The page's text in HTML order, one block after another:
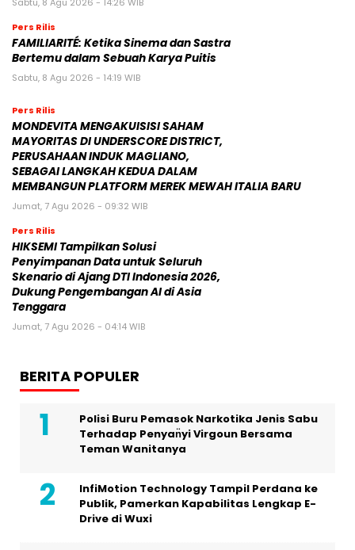
Pers Rilis
FAMILIARITÉ: Ketika Sinema dan Sastra
Bertemu dalam Sebuah Karya Puitis
Sabtu, 8 Agu 2026 - 14:19 WIB
Pers Rilis
MONDEVITA MENGAKUISISI SAHAM
MAYORITAS DI UNDERSCORE DISTRICT,
PERUSAHAAN INDUK MAGLIANO,
SEBAGAI LANGKAH KEDUA DALAM
MEMBANGUN PLATFORM MEREK MEWAH ITALIA BARU
Jumat, 7 Agu 2026 - 09:32 WIB
Pers Rilis
HIKSEMI Tampilkan Solusi
Penyimpanan Data untuk Seluruh
Skenario di Ajang DTI Indonesia 2026,
Dukung Pengembangan AI di Asia
Tenggara
Jumat, 7 Agu 2026 - 04:14 WIB
BERITA POPULER
Polisi Buru Pemasok Narkotika Jenis Sabu
Terhadap Penyan̈yi Virgoun Bersama
Teman Wanitanya
InfiMotion Technology Tampil Perdana ke
Publik, Pamerkan Kapabilitas Lengkap E-
Drive di Wuxi